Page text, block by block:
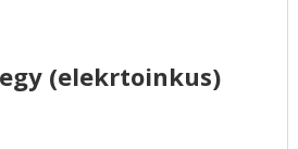
(elekrtoinkus)